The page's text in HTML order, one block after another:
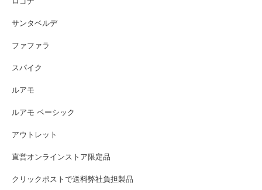
サンタベルデ
ファファラ
スパイク
ルアモ
ルアモ ベーシック
アウトレット
直営オンラインストア限定品
クリックポストで送料弊社負担製品